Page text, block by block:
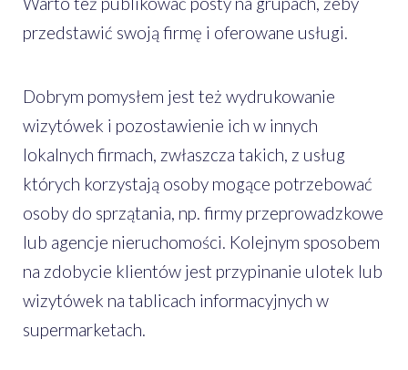
przedstawić swoją firmę i oferowane usługi.
Dobrym pomysłem jest też wydrukowanie
wizytówek i pozostawienie ich w innych
lokalnych firmach, zwłaszcza takich, z usług
których korzystają osoby mogące potrzebować
osoby do sprzątania, np. firmy przeprowadzkowe
lub agencje nieruchomości. Kolejnym sposobem
na zdobycie klientów jest przypinanie ulotek lub
wizytówek na tablicach informacyjnych w
supermarketach.